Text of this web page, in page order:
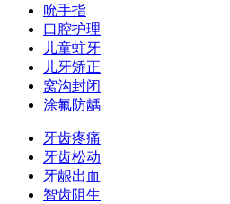
吮手指
口腔护理
儿童蛀牙
儿牙矫正
窝沟封闭
涂氟防龋
牙齿疼痛
牙齿松动
牙龈出血
智齿阻生